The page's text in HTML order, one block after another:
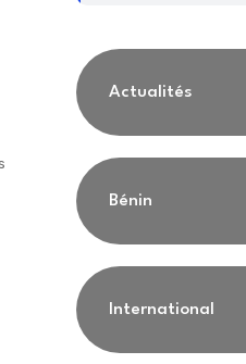
Actualités
Bénin
International